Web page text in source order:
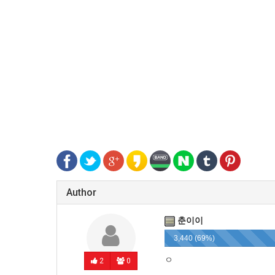
Author
2 0
춘이이
3,440 (69%)
ㅇ